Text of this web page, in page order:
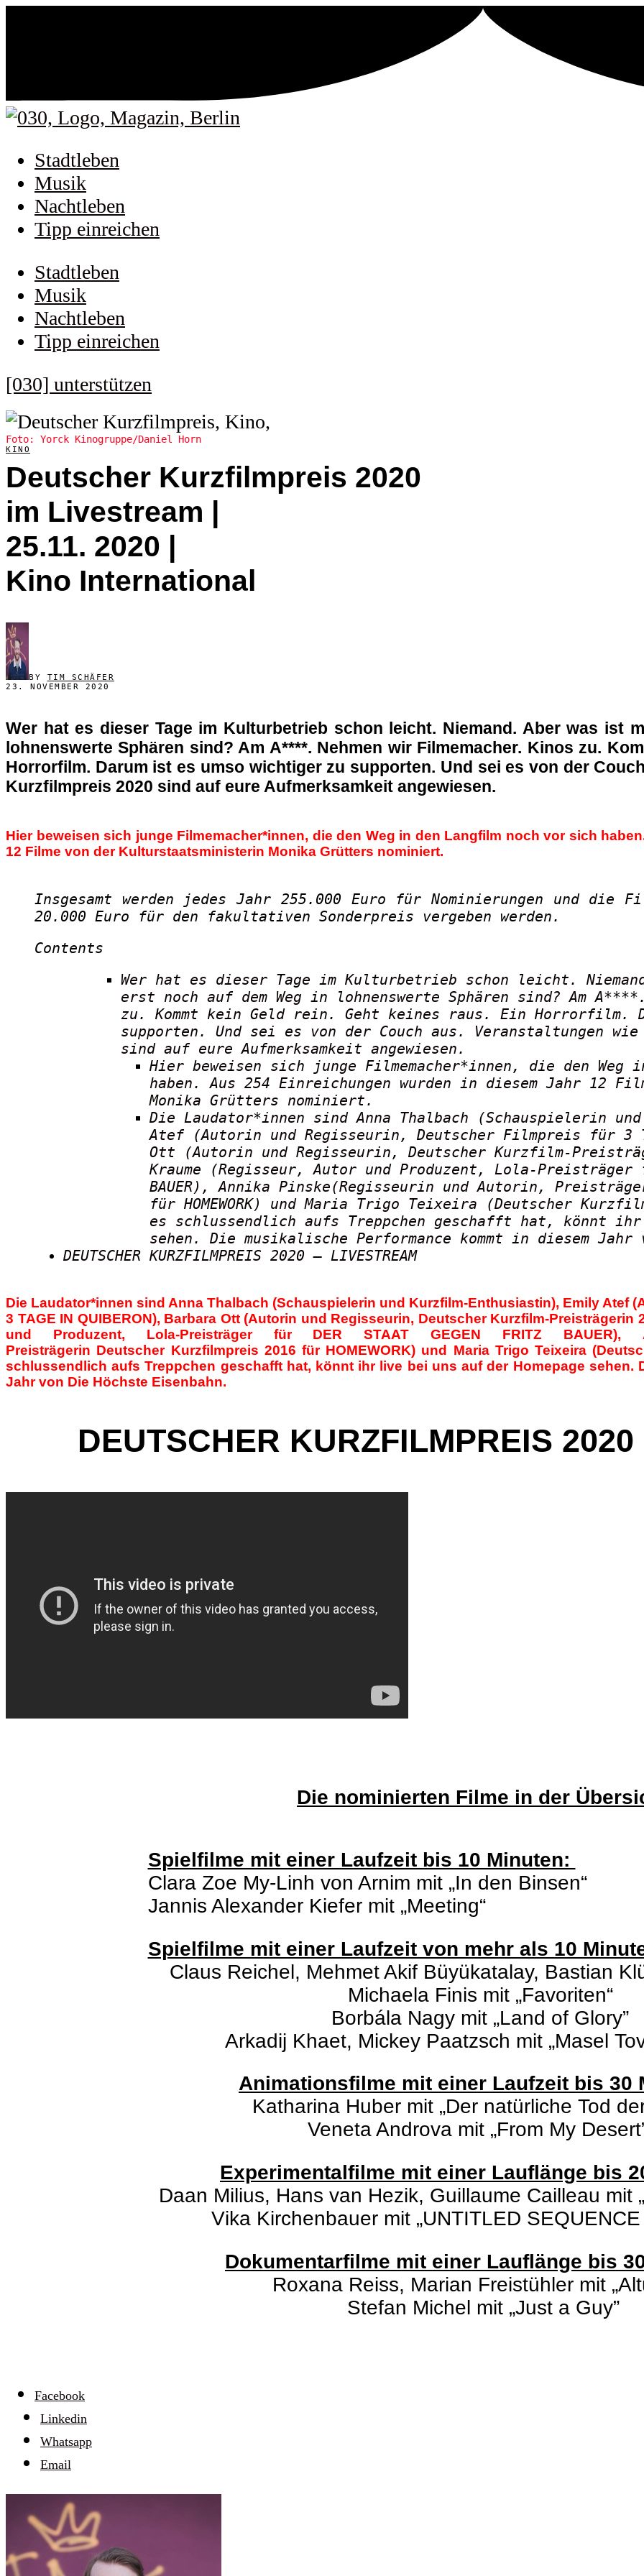
Stadtleben
Musik
Nachtleben
Tipp einreichen
Stadtleben
Musik
Nachtleben
Tipp einreichen
[030] unterstützen
Foto: Yorck Kinogruppe/Daniel Horn
KINO
Deutscher Kurzfilmpreis 2020
im Livestream |
25.11. 2020 |
Kino International
BY TIM SCHÄFER
23. NOVEMBER 2020
Wer hat es dieser Tage im Kulturbetrieb schon leicht. Niemand. Aber was ist
lohnenswerte Sphären sind? Am A****. Nehmen wir Filmemacher. Kinos zu.
Horrorfilm. Darum ist es umso wichtiger zu supporten. Und sei es von der
Kurzfilmpreis 2020 sind auf eure Aufmerksamkeit angewiesen.
Hier beweisen sich junge Filmemacher*innen, die den Weg in den Langfilm noch vor sich
12 Filme von der Kulturstaatsministerin Monika Grütters nominiert.
Insgesamt werden jedes Jahr 255.000 Euro für Nominierungen und die
20.000 Euro für den fakultativen Sonderpreis vergeben werden.
Contents
Wer hat es dieser Tage im Kulturbetrieb schon leicht.
erst noch auf dem Weg in lohnenswerte Sphären sind? Am
zu. Kommt kein Geld rein. Geht keines raus. Ein Horrorfilm.
supporten. Und sei es von der Couch aus. Veranstaltungen
sind auf eure Aufmerksamkeit angewiesen.
Hier beweisen sich junge Filmemacher*innen, die den
haben. Aus 254 Einreichungen wurden in diesem Jahr 12
Monika Grütters nominiert.
Die Laudator*innen sind Anna Thalbach (Schauspielerin
Atef (Autorin und Regisseurin, Deutscher Filmpreis für 3
Ott (Autorin und Regisseurin, Deutscher Kurzfilm-
Kraume (Regisseur, Autor und Produzent, Lola-Preisträger für
BAUER), Annika Pinske(Regisseurin und Autorin,
für HOMEWORK) und Maria Trigo Teixeira (Deutscher
es schlussendlich aufs Treppchen geschafft hat, könnt
sehen. Die musikalische Performance kommt in diesem Jahr
DEUTSCHER KURZFILMPREIS 2020 – LIVESTREAM
Die Laudator*innen sind Anna Thalbach (Schauspielerin und Kurzfilm-Enthusiastin), Emily Atef
3 TAGE IN QUIBERON), Barbara Ott (Autorin und Regisseurin, DeutscherKurzfilm-Preisträgerin
und Produzent, Lola-Preisträger für DER STAAT GEGEN FRITZ BAUER),
Preisträgerin Deutscher Kurzfilmpreis 2016 für HOMEWORK) und Maria Trigo Teixeira (
schlussendlich aufs Treppchen geschafft hat, könnt ihr live bei uns auf der Homepage sehen.
Jahr von Die Höchste Eisenbahn.
DEUTSCHER KURZFILMPREIS
Die nominierten Filme in der
Spielfilme mit einer Laufzeit bis 10 Minuten:
Clara Zoe My-Linh von Arnim mit „In den Binsen“
Jannis Alexander Kiefer mit „Meeting“
Spielfilme mit einer Laufzeit von mehr als 10
Claus Reichel, Mehmet Akif Büyükatalay, Bastian
Michaela Finis mit „Favoriten“
Borbála Nagy mit „Land of Glory”
Arkadij Khaet, Mickey Paatzsch mit „Masel
Animationsfilme mit einer Laufzeit bis 30
Katharina Huber mit „Der natürliche Tod
Veneta Androva mit „From My
Experimentalfilme mit einer Lauflänge bis
Daan Milius, Hans van Hezik, Guillaume Cailleau mit
Vika Kirchenbauer mit „UNTITLED
Dokumentarfilme mit einer Lauflänge bis
Roxana Reiss, Marian Freistühler mit
Stefan Michel mit „Just a Guy”
Facebook
Linkedin
Whatsapp
Email